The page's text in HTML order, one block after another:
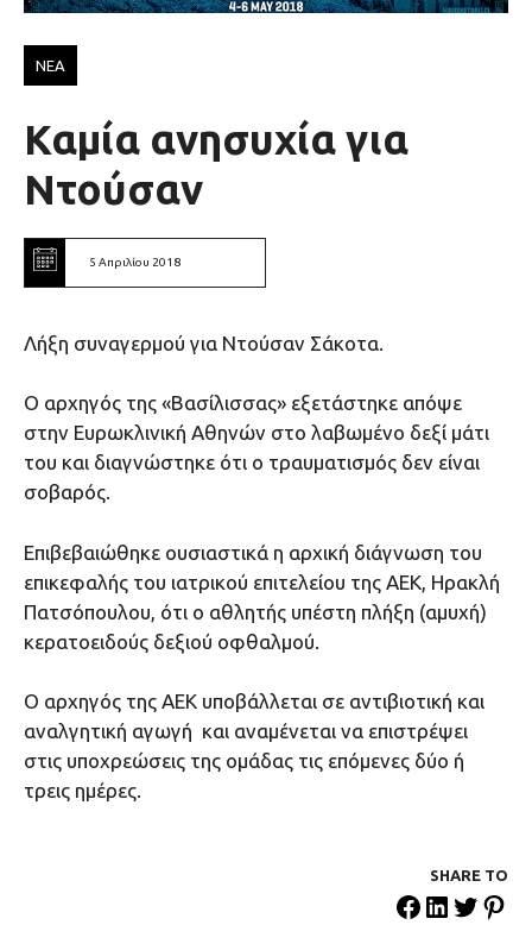
ΝΕΑ
Καμία ανησυχία για
Ντούσαν
5 Απριλίου 2018
Λήξη συναγερμού για Ντούσαν Σάκοτα.
Ο αρχηγός της «Βασίλισσας» εξετάστηκε απόψε
στην Ευρωκλινική Αθηνών στο λαβωμένο δεξί μάτι
του και διαγνώστηκε ότι ο τραυματισμός δεν είναι
σοβαρός.
Επιβεβαιώθηκε ουσιαστικά η αρχική διάγνωση του
επικεφαλής του ιατρικού επιτελείου της ΑΕΚ, Ηρακλή
Πατσόπουλου, ότι ο αθλητής υπέστη πλήξη (αμυχή)
κερατοειδούς δεξιού οφθαλμού.
Ο αρχηγός της ΑΕΚ υποβάλλεται σε αντιβιοτική και
αναλγητική αγωγή και αναμένεται να επιστρέψει
στις υποχρεώσεις της ομάδας τις επόμενες δύο ή
τρεις ημέρες.
SHARE ΤΟ